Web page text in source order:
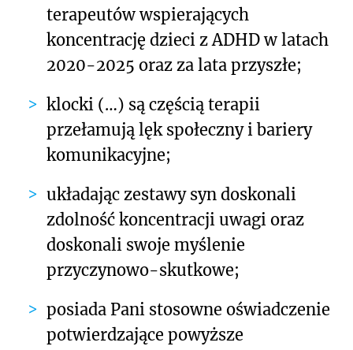
terapeutów wspierających
koncentrację dzieci z ADHD w latach
2020-2025 oraz za lata przyszłe;
klocki (…) są częścią terapii
przełamują lęk społeczny i bariery
komunikacyjne;
układając zestawy syn doskonali
zdolność koncentracji uwagi oraz
doskonali swoje myślenie
przyczynowo-skutkowe;
posiada Pani stosowne oświadczenie
potwierdzające powyższe